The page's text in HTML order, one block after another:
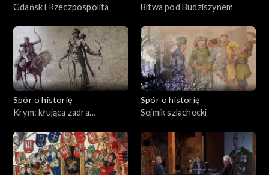
Gdańsk i Rzeczpospolita
Bitwa pod Budziszynem
Spór o historię
Krym: kłująca zadra
Spór o historię
Sejmik szlachecki